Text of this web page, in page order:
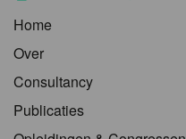
Home
Over
Consultancy
Publicaties